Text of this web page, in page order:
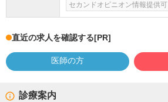
セカンドオピニオン情報提供可
直近の求人を確認する[PR]
医師の方
診療案内